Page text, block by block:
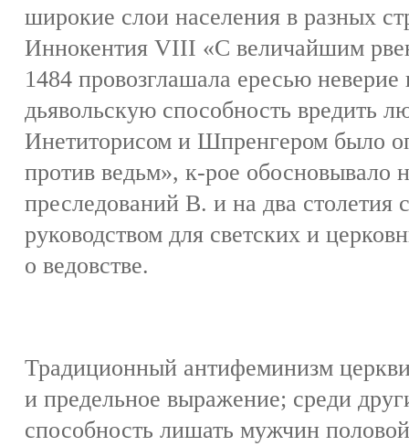
широкие слои населения в разных
Иннокентия VIII «С величайшим
1484 провозглашала ересью
дьявольскую способность вредить
Инетиторисом и Шпренгером было
против ведьм», к-рое обосновывало
преследований В. и на два столетия
руководством для светских и
о ведовстве.
Традиционный антифеминизм
и предельное выражение; среди
способность лишать мужчин